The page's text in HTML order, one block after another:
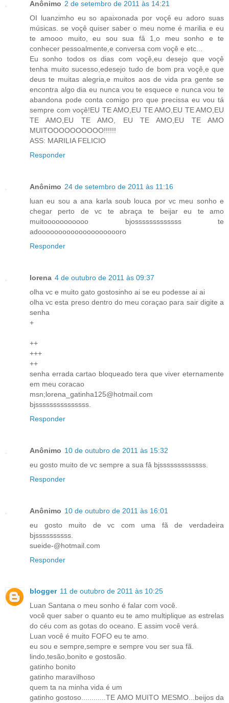
Anônimo 2 de setembro de 2011 às 14:21
OI luanzimho eu so apaixonada por voçê eu adoro suas
músicas. se voçê quiser saber o meu nome é marilia e eu
te amooo muito, eu sou sua fâ 1,o meu sonho e te
conhecer pessoalmente,e conversa com voçê e etc...
Eu sonho todos os dias com voçê,eu desejo que voçê
tenha muito sucesso,edesejo tudo de bom pra voçê,e que
deus te muitas alegria,e muitos aos de vida pra gente se
encontra algo dia eu nunca vou te esquece e nunca vou te
abandona pode conta comigo pro que precissa eu vou tá
sempre com voçê!EU TE AMO,EU TE AMO,EU TE AMO,EU
TE AMO,EU TE AMO, EU TE AMO,EU TE AMO
MUITOOOOOOOOOO!!!!!!
ASS: MARILIA FELICIO
Responder
Anônimo 24 de setembro de 2011 às 11:16
luan eu sou a ana karla soub louca por vc meu sonho e
chegar perto de vc te abraça te beijar eu te amo
muitooooooooooo bjosssssssssssss te
adooooooooooooooooooooro
Responder
lorena 4 de outubro de 2011 às 09:37
olha vc e muito gato gostosinho ai se eu podesse ai ai
olha vc esta preso dentro do meu coraçao para sair digite a
senha
+
++
+++
++
senha errada cartao bloqueado tera que viver eternamente
em meu coracao
msn;lorena_gatinha125@hotmail.com
bjsssssssssssssss.
Responder
Anônimo 10 de outubro de 2011 às 15:32
eu gosto muito de vc sempre a sua fâ bjsssssssssssss.
Responder
Anônimo 10 de outubro de 2011 às 16:01
eu gosto muito de vc com uma fã de verdadeira
bjssssssssss.
sueide-@hotmail.com
Responder
blogger 11 de outubro de 2011 às 10:25
Luan Santana o meu sonho é falar com você.
você quer saber o quanto eu te amo multiplique as estrelas
do céu com as gotas do oceano. E assim você verá.
Luan você é muito FOFO eu te amo.
eu sou e sempre,sempre e sempre vou ser sua fã.
lindo,tesão,bonito e gostosão.
gatinho bonito
gatinho maravilhoso
quem ta na minha vida é um
gatinho gostoso............TE AMO MUITO MESMO...beijos da